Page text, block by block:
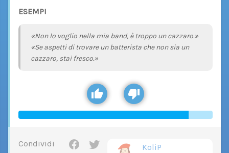
ESEMPI
«Non lo voglio nella mia band, è troppo un cazzaro.»
«Se aspetti di trovare un batterista che non sia un
cazzaro, stai fresco.»
Condividi KoliP